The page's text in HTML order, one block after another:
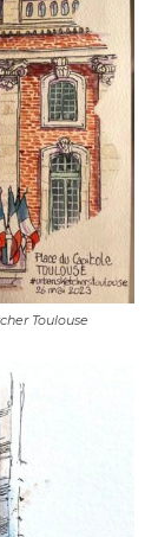
Toulouse